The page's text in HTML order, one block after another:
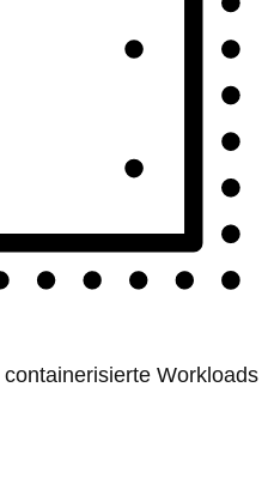
Workloads